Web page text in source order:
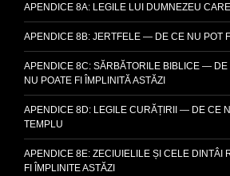
APENDICE 8A: LEGILE LUI DUMNEZEU
APENDICE 8B: JERTFELE — DE CE NU POT
APENDICE 8C: SĂRBĂTORILE BIBLICE —
NU POATE FI ÎMPLINITĂ ASTĂZI
APENDICE 8D: LEGILE CURĂȚIRII — DE CE
TEMPLU
APENDICE 8E: ZECIUIELILE ȘI CELE DINTÂI
FI ÎMPLINITE ASTĂZI